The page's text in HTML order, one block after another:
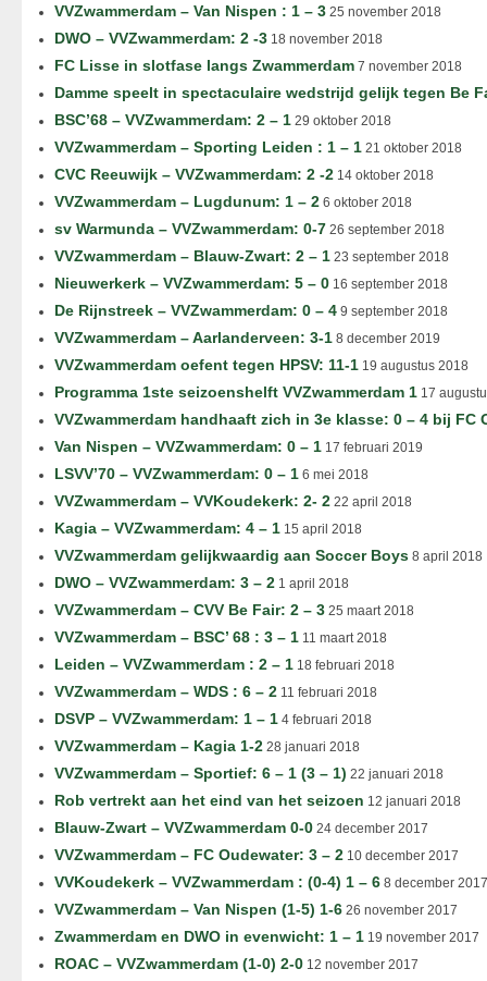
VVZwammerdam – Van Nispen : 1 – 3 25 november 2018
DWO – VVZwammerdam: 2 -3 18 november 2018
FC Lisse in slotfase langs Zwammerdam 7 november 2018
Damme speelt in spectaculaire wedstrijd gelijk tegen Be
BSC’68 – VVZwammerdam: 2 – 1 29 oktober 2018
VVZwammerdam – Sporting Leiden : 1 – 1 21 oktober 2018
CVC Reeuwijk – VVZwammerdam: 2 -2 14 oktober 2018
VVZwammerdam – Lugdunum: 1 – 2 6 oktober 2018
sv Warmunda – VVZwammerdam: 0-7 26 september 2018
VVZwammerdam – Blauw-Zwart: 2 – 1 23 september 2018
Nieuwerkerk – VVZwammerdam: 5 – 0 16 september 2018
De Rijnstreek – VVZwammerdam: 0 – 4 9 september 2018
VVZwammerdam – Aarlanderveen: 3-1 8 december 2019
VVZwammerdam oefent tegen HPSV: 11-1 19 augustus 2018
Programma 1ste seizoenshelft VVZwammerdam 1 17
VVZwammerdam handhaaft zich in 3e klasse: 0 – 4 bij FC
Van Nispen – VVZwammerdam: 0 – 1 17 februari 2019
LSVV’70 – VVZwammerdam: 0 – 1 6 mei 2018
VVZwammerdam – VVKoudekerk: 2- 2 22 april 2018
Kagia – VVZwammerdam: 4 – 1 15 april 2018
VVZwammerdam gelijkwaardig aan Soccer Boys 8 april 2018
DWO – VVZwammerdam: 3 – 2 1 april 2018
VVZwammerdam – CVV Be Fair: 2 – 3 25 maart 2018
VVZwammerdam – BSC’ 68 : 3 – 1 11 maart 2018
Leiden – VVZwammerdam : 2 – 1 18 februari 2018
VVZwammerdam – WDS : 6 – 2 11 februari 2018
DSVP – VVZwammerdam: 1 – 1 4 februari 2018
VVZwammerdam – Kagia 1-2 28 januari 2018
VVZwammerdam – Sportief: 6 – 1 (3 – 1) 22 januari 2018
Rob vertrekt aan het eind van het seizoen 12 januari 2018
Blauw-Zwart – VVZwammerdam 0-0 24 december 2017
VVZwammerdam – FC Oudewater: 3 – 2 10 december 2017
VVKoudekerk – VVZwammerdam : (0-4) 1 – 6 8 december 2017
VVZwammerdam – Van Nispen (1-5) 1-6 26 november 2017
Zwammerdam en DWO in evenwicht: 1 – 1 19 november 2017
ROAC – VVZwammerdam (1-0) 2-0 12 november 2017